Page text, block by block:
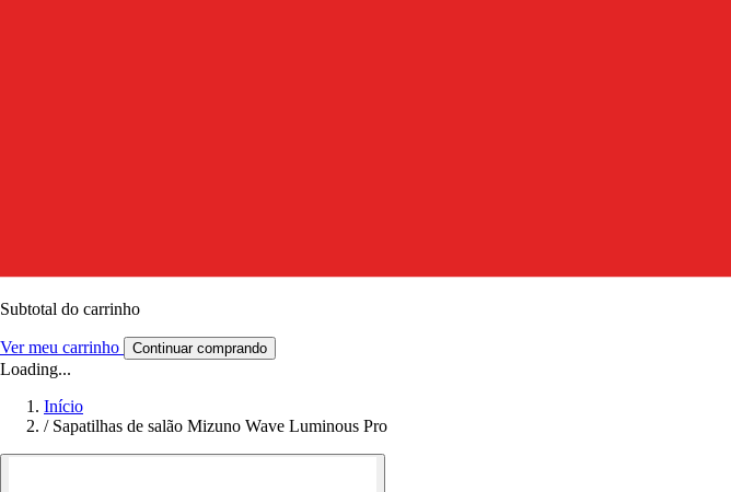
Subtotal do carrinho
Ver meu carrinho Continuar comprando
Loading...
Início
/ Sapatilhas de salão Mizuno Wave Luminous Pro